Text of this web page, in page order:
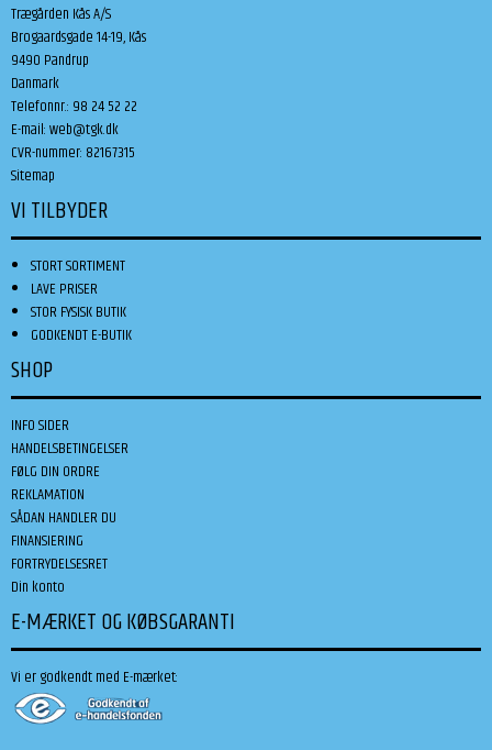
Trægården Kås A/S
Brogaardsgade 14-19, Kås
9490 Pandrup
Danmark
Telefonnr.: 98 24 52 22
E-mail:web@tgk.dk
CVR-nummer: 82167315
Sitemap
VI TILBYDER
STORT SORTIMENT
LAVE PRISER
STOR FYSISK BUTIK
GODKENDT E-BUTIK
SHOP
INFO SIDER
HANDELSBETINGELSER
FØLG DIN ORDRE
REKLAMATION
SÅDAN HANDLER DU
FINANSIERING
FORTRYDELSESRET
Din konto
E-MÆRKET OG KØBSGARANTI
Vi er godkendt med E-mærket: